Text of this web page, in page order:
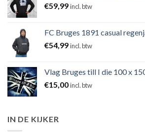
€59,99incl. btw
FC Bruges 1891 casual
€54,99incl. btw
Vlag Bruges till I die 100 x
€15,00incl. btw
IN DE KIJKER